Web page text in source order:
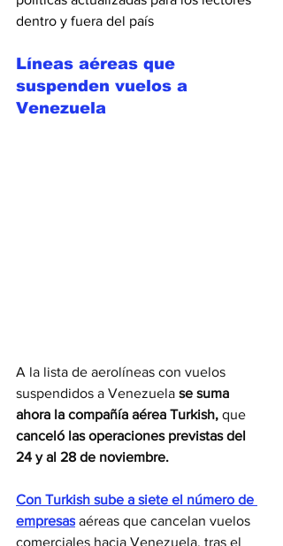
dentro y fuera del país
Líneas aéreas que
suspenden vuelos a
Venezuela
A la lista de aerolíneas con vuelos
suspendidos a Venezuela se suma
ahora la compañía aérea Turkish, que
canceló las operaciones previstas del
24 y al 28 de noviembre.
Con Turkish sube a siete el número de
empresas aéreas que cancelan vuelos
comerciales hacia Venezuela, tras el